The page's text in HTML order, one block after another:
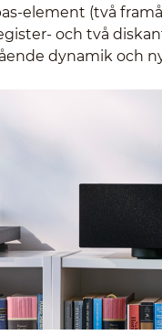
element (två
och två
dynamik och